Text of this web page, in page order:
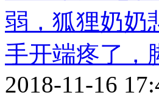
弱，狐狸奶奶
手开端疼了，
2018-11-16